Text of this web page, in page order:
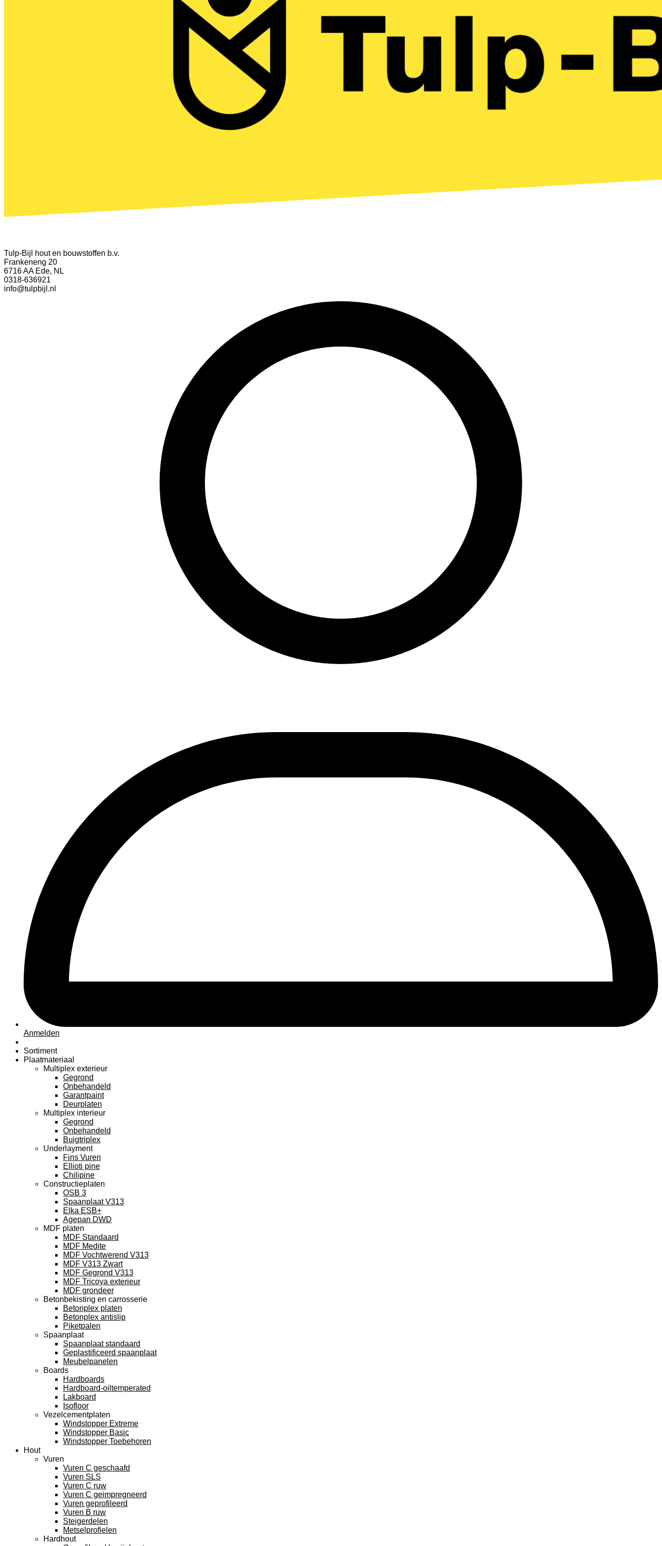
Tulp-Bijl hout en bouwstoffen b.v.
Frankeneng 20
6716 AA Ede, NL
0318-636921
info@tulpbijl.nl
Anmelden
Sortiment
Plaatmateriaal
Multiplex exterieur
Gegrond
Onbehandeld
Garantpaint
Deurplaten
Multiplex interieur
Gegrond
Onbehandeld
Buigtriplex
Underlayment
Fins Vuren
Ellioti pine
Chilipine
Constructieplaten
OSB 3
Spaanplaat V313
Elka ESB+
Agepan DWD
MDF platen
MDF Standaard
MDF Medite
MDF Vochtwerend V313
MDF V313 Zwart
MDF Gegrond V313
MDF Tricoya exterieur
MDF grondeer
Betonbekisting en carrosserie
Betonplex platen
Betonplex antislip
Piketpalen
Spaanplaat
Spaanplaat standaard
Geplastificeerd spaanplaat
Meubelpanelen
Boards
Hardboards
Hardboard-oiltemperated
Lakboard
Isofloor
Vezelcementplaten
Windstopper Extreme
Windstopper Basic
Windstopper Toebehoren
Hout
Vuren
Vuren C geschaafd
Vuren SLS
Vuren C ruw
Vuren C geimpregneerd
Vuren geprofileerd
Vuren B ruw
Steigerdelen
Metselprofielen
Hardhout